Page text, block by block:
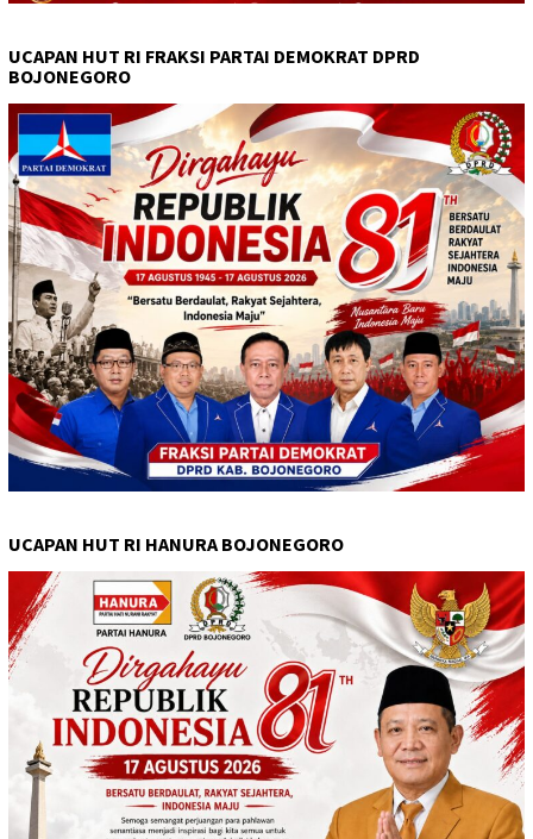
UCAPAN HUT RI FRAKSI PARTAI DEMOKRAT DPRD
BOJONEGORO
UCAPAN HUT RI HANURA BOJONEGORO